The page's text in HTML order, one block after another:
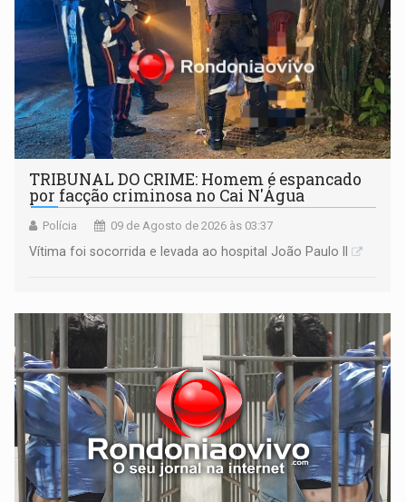
TRIBUNAL DO CRIME: Homem é espancado
por facção criminosa no Cai N'Água
Polícia 09 de Agosto de 2026 às 03:37
Vítima foi socorrida e levada ao hospital João Paulo II